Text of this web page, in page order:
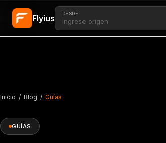
Saltar al contenido principal
Flyius DESDE
Inicio / Blog / Guías
GUÍAS